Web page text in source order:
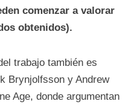
comenzar a valorar
obtenidos).
trabajo también es
Brynjolfsson y Andrew
Age, donde argumentan